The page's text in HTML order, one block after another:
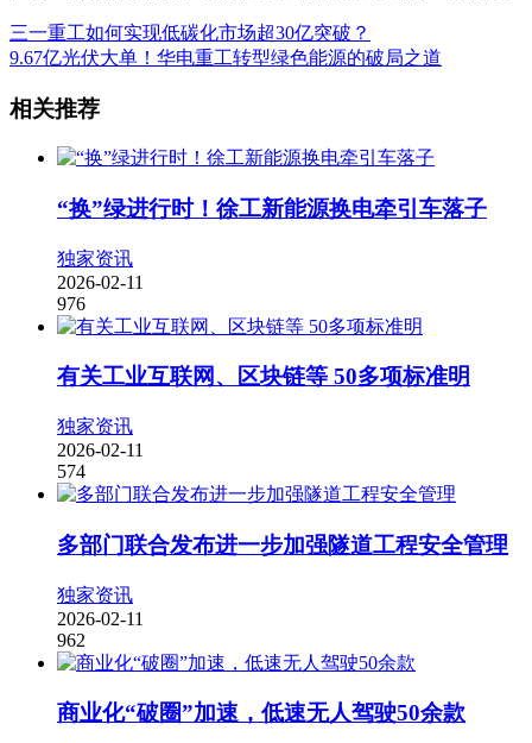
三一重工如何实现低碳化市场超30亿突破？
9.67亿光伏大单！华电重工转型绿色能源的破局之道
相关推荐
“换”绿进行时！徐工新能源换电牵引车落子
独家资讯
2026-02-11
976
有关工业互联网、区块链等 50多项标准明
独家资讯
2026-02-11
574
多部门联合发布进一步加强隧道工程安全管理
独家资讯
2026-02-11
962
商业化“破圈”加速，低速无人驾驶50余款